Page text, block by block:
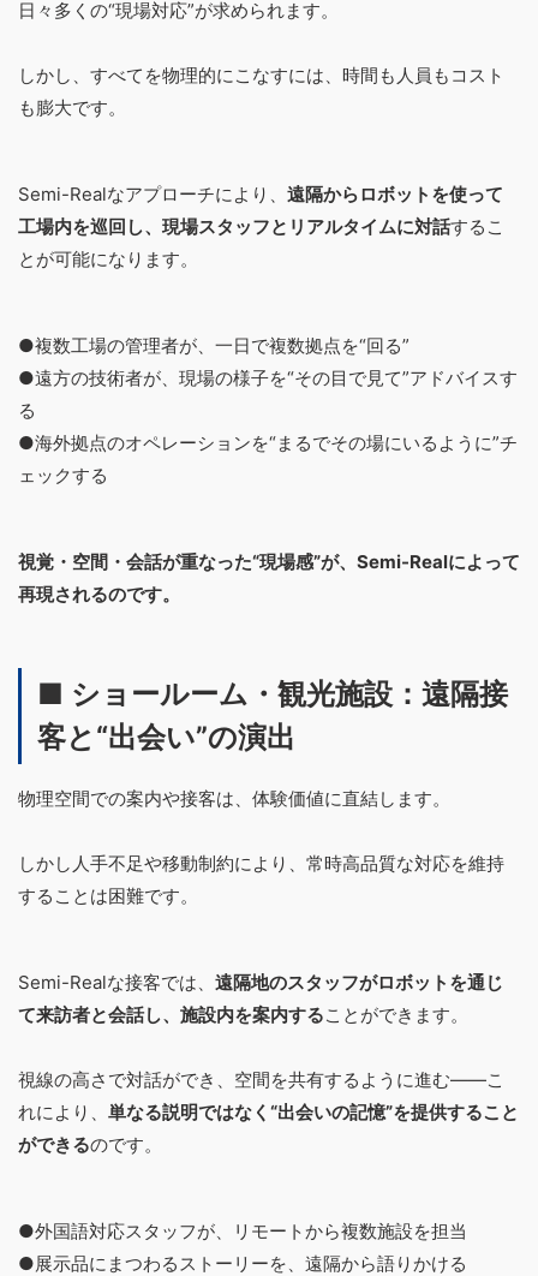
日々多くの“現場対応”が求められます。
しかし、すべてを物理的にこなすには、時間も人員もコスト
も膨大です。
Semi-Realなアプローチにより、 遠隔からロボットを使って
工場内を巡回し、現場スタッフとリアルタイムに対話するこ
とが可能になります。
●複数工場の管理者が、一日で複数拠点を“回る”
●遠方の技術者が、現場の様子を“その目で見て”アドバイスす
る
●海外拠点のオペレーションを“まるでその場にいるように”チ
ェックする
視覚・空間・会話が重なった“現場感”が、Semi-Realによって
再現されるのです。
■ ショールーム・観光施設：遠隔接
客と“出会い”の演出
物理空間での案内や接客は、体験価値に直結します。
しかし人手不足や移動制約により、常時高品質な対応を維持
することは困難です。
Semi-Realな接客では、 遠隔地のスタッフがロボットを通じ
て来訪者と会話し、施設内を案内することができます。
視線の高さで対話ができ、空間を共有するように進む――こ
れにより、 単なる説明ではなく“出会いの記憶”を提供すること
ができるのです。
●外国語対応スタッフが、リモートから複数施設を担当
●展示品にまつわるストーリーを、遠隔から語りかける